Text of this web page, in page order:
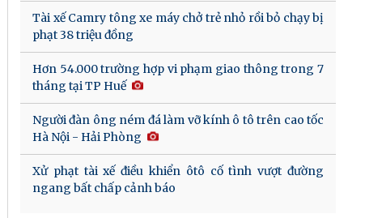
Tài xế Camry tông xe máy chở trẻ nhỏ rồi bỏ chạy bị
phạt 38 triệu đồng
Hơn 54.000 trường hợp vi phạm giao thông trong 7
tháng tại TP Huế
Người đàn ông ném đá làm vỡ kính ô tô trên cao tốc
Hà Nội - Hải Phòng
Xử phạt tài xế điều khiển ôtô cố tình vượt đường
ngang bất chấp cảnh báo